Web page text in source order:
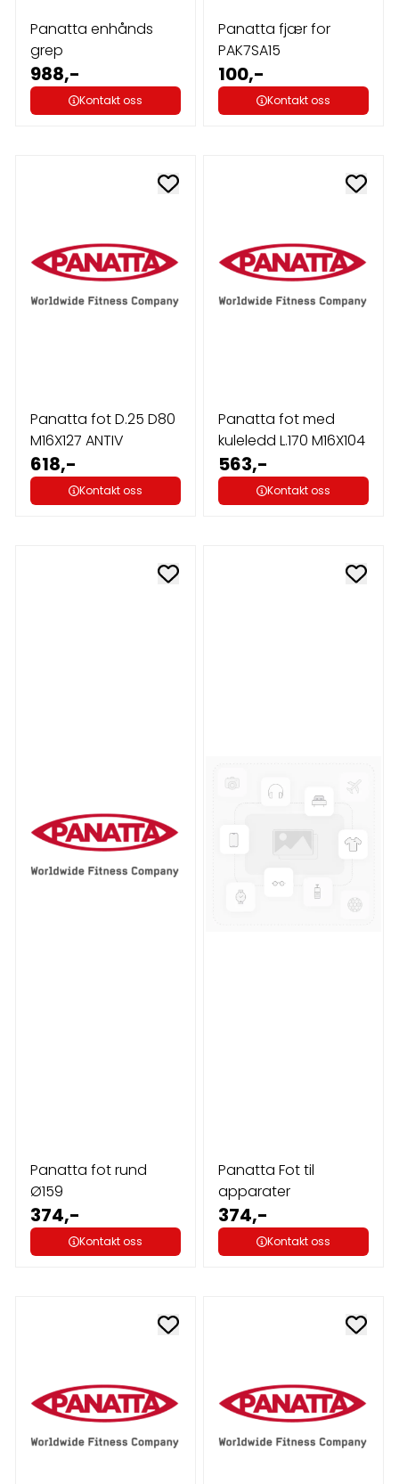
Panatta enhånds
grep
988,-
Kontakt oss
Panatta fjær for
PAK7SA15
100,-
Kontakt oss
Panatta fot D.25 D80
M16X127 ANTIV
618,-
Kontakt oss
Panatta fot med
kuleledd L.170 M16X104
563,-
Kontakt oss
Panatta fot rund
Ø159
374,-
Kontakt oss
Panatta Fot til
apparater
374,-
Kontakt oss